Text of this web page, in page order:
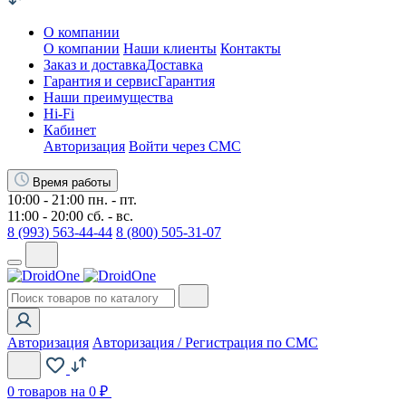
О компании
О компании Наши клиенты Контакты
Заказ и доставкаДоставка
Гарантия и сервисГарантия
Наши преимущества
Hi-Fi
Кабинет
Авторизация Войти через СМС
Время работы
10:00 - 21:00 пн. - пт.
11:00 - 20:00 сб. - вс.
8 (993) 563-44-44 8 (800) 505-31-07
Авторизация Авторизация / Регистрация по СМС
0 товаров на 0 ₽